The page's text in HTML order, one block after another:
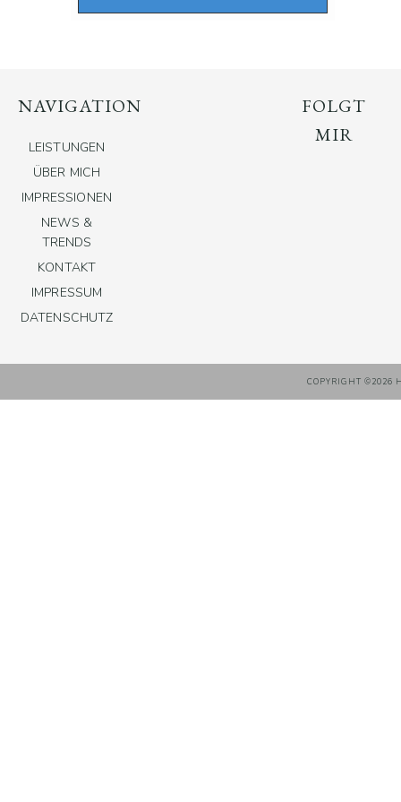
NAVIGATION
LEISTUNGEN
ÜBER MICH
IMPRESSIONEN
NEWS &
TRENDS
KONTAKT
IMPRESSUM
DATENSCHUTZ
FOLGT
MIR
COPYRIGHT ©2026